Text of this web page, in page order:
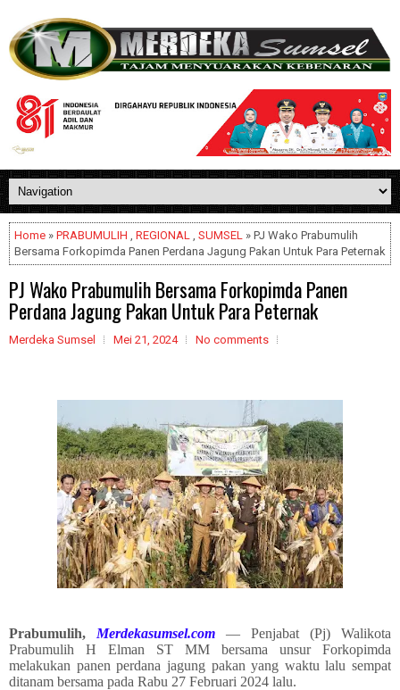
Home » PRABUMULIH , REGIONAL , SUMSEL » PJ Wako Prabumulih
Bersama Forkopimda Panen Perdana Jagung Pakan Untuk Para Peternak
PJ Wako Prabumulih Bersama Forkopimda Panen
Perdana Jagung Pakan Untuk Para Peternak
Merdeka Sumsel Mei 21, 2024 No comments
Prabumulih, Merdekasumsel.com — Penjabat (Pj) Walikota
Prabumulih H Elman ST MM bersama unsur Forkopimda
melakukan panen perdana jagung pakan yang waktu lalu sempat
ditanam bersama pada Rabu 27 Februari 2024 lalu.